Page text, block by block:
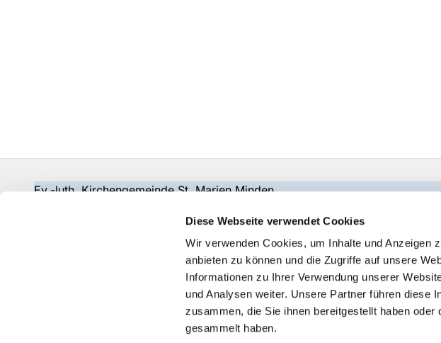
Diese Webseite verwendet Cookies
Wir verwenden Cookies, um Inhalte und Anzeigen
anbieten zu können und die Zugriffe auf unsere
Informationen zu Ihrer Verwendung unserer
und Analysen weiter. Unsere Partner führen diese
zusammen, die Sie ihnen bereitgestellt haben
gesammelt haben.
Ev.-luth. Kirchengemeinde St. Marien Minden